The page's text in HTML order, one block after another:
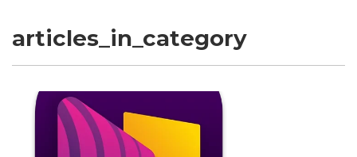
articles_in_category